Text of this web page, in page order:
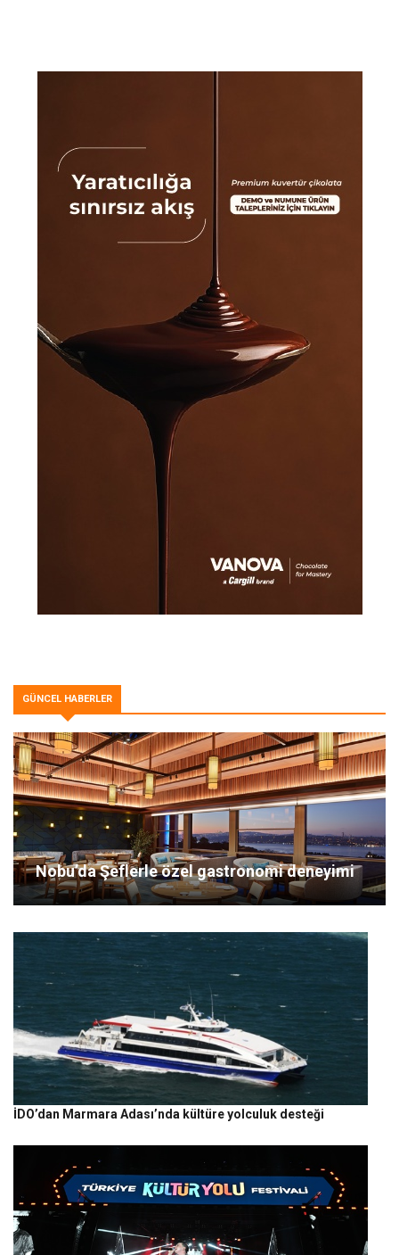
GÜNCEL HABERLER
Nobu’da Şeflerle özel gastronomi deneyimi
İDO’dan Marmara Adası’nda kültüre yolculuk desteği